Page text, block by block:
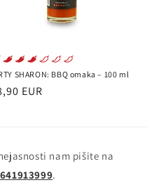
SHARON: BBQ omaka – 100 ml
EUR
nam pišite na
.